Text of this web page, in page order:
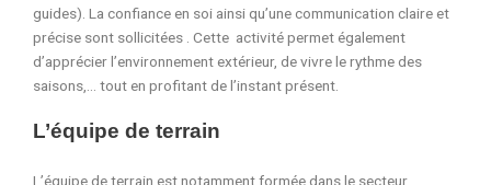
guides). La confiance en soi ainsi qu’une communication claire et
précise sont sollicitées . Cette activité permet également
d’apprécier l’environnement extérieur, de vivre le rythme des
saisons,… tout en profitant de l’instant présent.
L’équipe de terrain
L’équipe de terrain est notamment formée dans le secteur